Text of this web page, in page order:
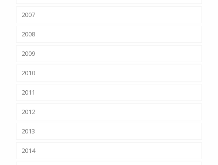
2007
2008
2009
2010
2011
2012
2013
2014